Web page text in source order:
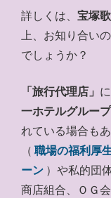
詳しくは、 宝塚
上、お知り合いの
でしょうか？
「旅行代理店」
一ホテルグループ
れている場合も
（ 職場の福利厚
ーン ）や私的団
商店組合、ＯＧ